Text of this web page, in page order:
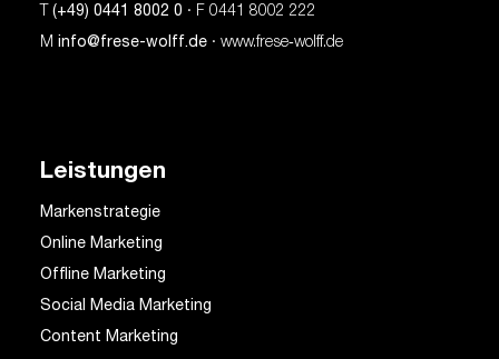
(+49) 0441 8002 0 · F 0441 8002 222
M info@frese-wolff.de· www.frese‑wolff.de
Leistungen
Markenstrategie
Online Marketing
Offline Marketing
Social Media Marketing
Content Marketing